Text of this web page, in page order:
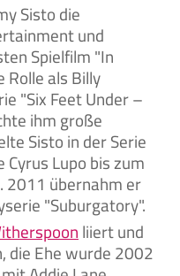
Sisto die
und
Spielfilm "In
Rolle als Billy
"Six Feet Under –
ihm große
Sisto in der Serie
Lupo bis zum
2011 übernahm er
"Suburgatory".
liiert und
die Ehe wurde 2002